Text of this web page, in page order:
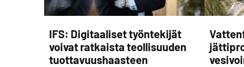
IFS: Digitaaliset työntekijät
voivat ratkaista teollisuuden
tuottavuushaasteen